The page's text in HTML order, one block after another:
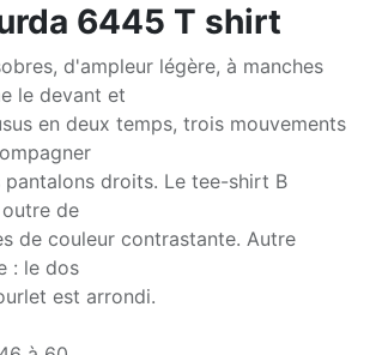
6445 T shirt
d'ampleur légère, à manches
le devant et
en deux temps, trois mouvements
pantalons droits. Le tee-shirt B
de
de couleur contrastante. Autre
: le dos
est arrondi.